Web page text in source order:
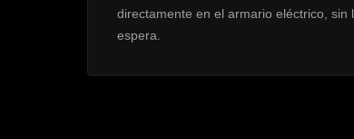
directamente en el armario eléctrico,
espera.